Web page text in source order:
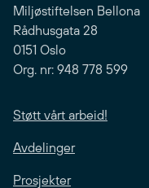
Miljøstiftelsen Bellona
Rådhusgata 28
0151 Oslo
Org. nr: 948 778 599
Støtt vårt arbeid!
Avdelinger
Prosjekter